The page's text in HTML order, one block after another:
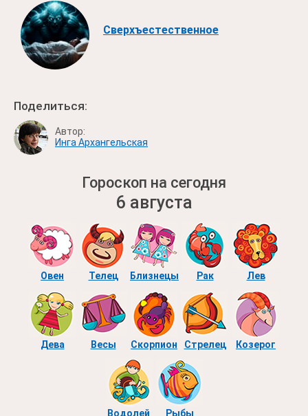
Сверхъестественное
Поделиться:
Автор:
Инга Архангельская
Гороскоп на сегодня
6 августа
Овен Телец Близнецы Рак Лев
Дева Весы Скорпион Стрелец Козерог
Водолей Рыбы